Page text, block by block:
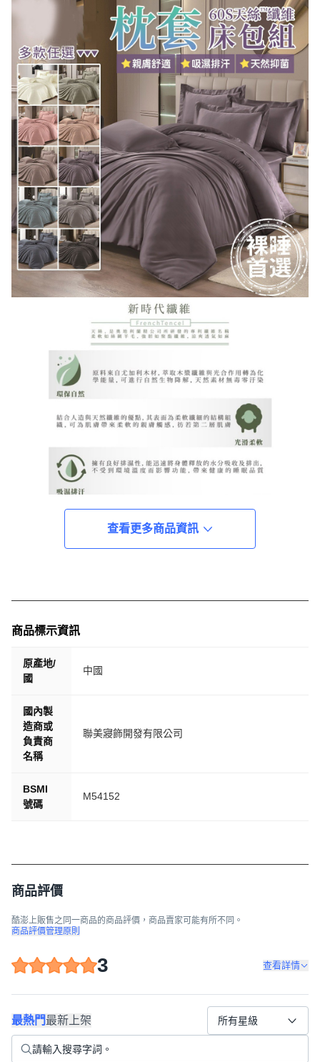
查看更多商品資訊
商品標示資訊
原產地/
國
中國
國內製
造商或
負責商
名稱
聯美寢飾開發有限公司
BSMI
號碼
M54152
商品評價
酷澎上販售之同一商品的商品評價，商品賣家可能有所不同。
商品評價管理原則
3 查看詳情
最熱門最新上架 所有星級